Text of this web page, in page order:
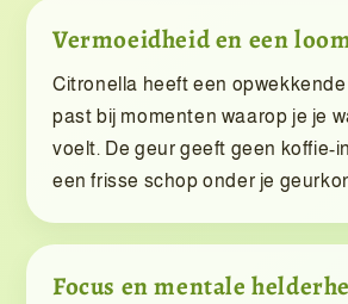
Vermoeidheid en een
Citronella heeft een
past bij momenten waarop je je
voelt. De geur geeft geen koffie-
een frisse schop onder je
Focus en mentale